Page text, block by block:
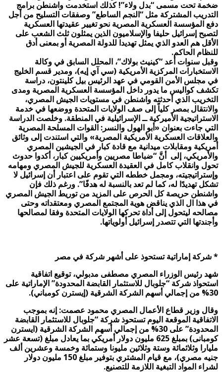
ضخمة تحت مسمى “بدل ولاء”! كذلك استخدمت واشنطن برامج
التدريب المشتركة مثل “النجم الساطع” وصفقات التسليح من أجل
دفع المؤسسة العسكرية المصرية نحو تغيير عقيدتها العسكرية
لتصبح إسرائيل حليفا والإسلاميون الذين يمثلون ثلث الشعب على
الأقل هم العدو الذي يمثل تهديدا للدولة المصرية أو بمعنى أدق
للنظام الحاكم.
وقبل سنوات أعد “كينيث بولاك”، المحلل السابق في وكالة
الاستخبارات المركزية الأمريكية (سي آي إيه)، ومدير قسم الخليج
في مجلس الأمن القومي في عهد الرئيس بيل كلينتون، دراسة
تكشف كواليس ما يدور داخل المؤسسة العسكرية المصرية ومدى
التخريب الذي أحدثته واشنطن في مستويات الجيش المصري،
والانتقال بمصر كلياً إلى صف الولايات المتحدة ووضعها في خدمة
الاستراتيجية الأميركية ــ الإسرائيلية في المنطقة. وخلصت الدراسة
التي جاءت بعنوان «أبو الهول والنسر: القوات المسلحة المصرية
والعلاقات العسكرية الأمريكية المصرية» والتي استندت إلى وثائق
أمريكية ومقابلات ميدانية مع قادة كبار في الجيشين المصري
والأمريكي، إلى أنَّ “ضباطا مصريين وأمريكيين كبار، أكدوا حدوث
تحول وانقلاب كامل في العقيدة العسكرية للجيش المصري ومهامه
وإستراتيجيته، ومجمل خططه التي تقوم على اعتبار أن إسرائيل لا
تشكل تهديدًا له، كما لم تعد بالنسبة له هدفًا”. ورغم ذلك فإن
واشنطن حريصة كل الحرص على المزيد من توريط الجيش المصري
في هذا ال الذي يناقض هوية المجتمع المصري ومعتقداته وحتى
مصالحه ليتحول إلى أداة تحركها الولايات المتحدة وفقا لمصالحها
وأجندتها التي تتصدر إسرائيل أولوياتها.
* شركة إماراتية تستحوذ على أشهر شركة في مصر
شهد رئيس الوزراء المصري مصطفى مدبولي، توقيع اتفاقية
استحواذ شركة “جلوبال للاستثمار القابضة المحدودة” الإماراتية على
30% من إجمالي أسهم الشركة الشرقية (إيسترن كومباني
).
وقال وزير قطاع الأعمال المصري محمود عصمت: إنه بموجب
الاتفاقية الموقعة اليوم تستحوذ شركة “جلوبال للاستثمار القابضة
المحدودة” على 30% من إجمالي أسهم الشركة الشرقية (ايسترن
كومبانى) بمبلغ 625 مليون دولار أمريكي بما يعادل مبلغ (تسعة عشر
مليارا وثلاثمائة وستة وثلاثين مليونا وستمائة وخمسة وعشرين ألف
جنيه مصري)، مع قيام المشتري بتوفير مبلغ 150 مليون دولار
لشراء المواد التبغية اللازمة للتصنيع.